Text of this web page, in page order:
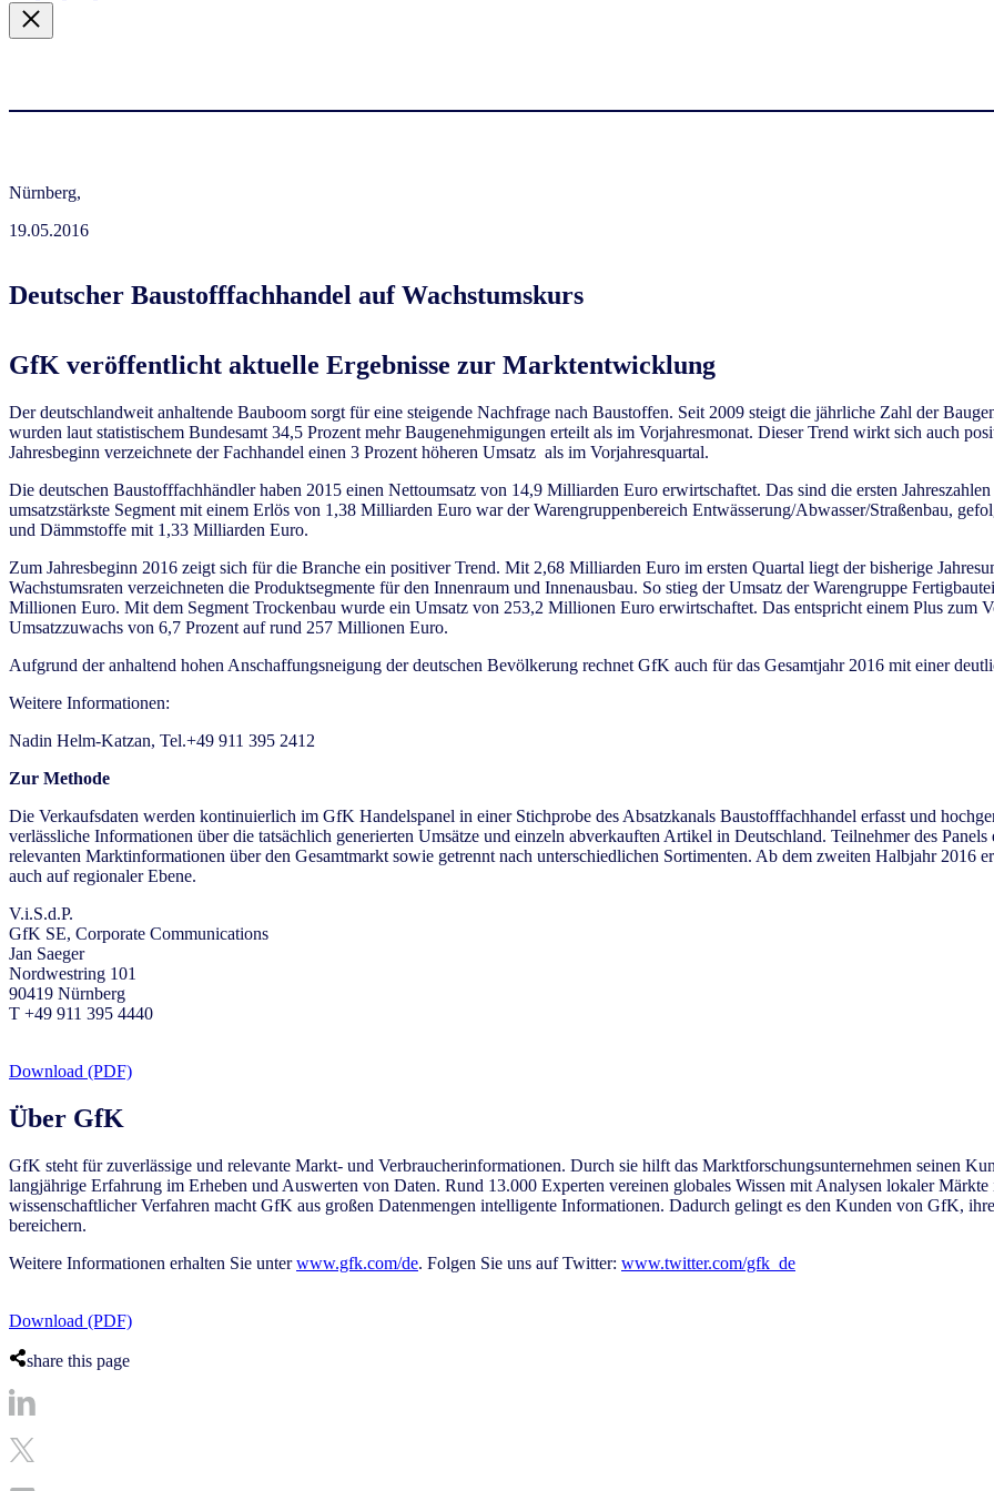
Nürnberg,
19.05.2016
Deutscher Baustofffachhandel auf Wachstumskurs
GfK veröffentlicht aktuelle Ergebnisse zur Marktentwicklung
Der deutschlandweit anhaltende Bauboom sorgt für eine steigende Nachfrage nach Baustoffen. Seit 2009 steigt die jährliche Zahl der
wurden laut statistischem Bundesamt 34,5 Prozent mehr Baugenehmigungen erteilt als im Vorjahresmonat. Dieser Trend wirkt sich auch
Jahresbeginn verzeichnete der Fachhandel einen 3 Prozent höheren Umsatz als im Vorjahresquartal.
Die deutschen Baustofffachhändler haben 2015 einen Nettoumsatz von 14,9 Milliarden Euro erwirtschaftet. Das sind die ersten
umsatzstärkste Segment mit einem Erlös von 1,38 Milliarden Euro war der Warengruppenbereich Entwässerung/Abwasser/Straßenbau,
und Dämmstoffe mit 1,33 Milliarden Euro.
Zum Jahresbeginn 2016 zeigt sich für die Branche ein positiver Trend. Mit 2,68 Milliarden Euro im ersten Quartal liegt der bisherige
Wachstumsraten verzeichneten die Produktsegmente für den Innenraum und Innenausbau. So stieg der Umsatz der Warengruppe
Millionen Euro. Mit dem Segment Trockenbau wurde ein Umsatz von 253,2 Millionen Euro erwirtschaftet. Das entspricht einem Plus zum
Umsatzzuwachs von 6,7 Prozent auf rund 257 Millionen Euro.
Aufgrund der anhaltend hohen Anschaffungsneigung der deutschen Bevölkerung rechnet GfK auch für das Gesamtjahr 2016 mit einer
Weitere Informationen:
Nadin Helm-Katzan, Tel.+49 911 395 2412
Zur Methode
Die Verkaufsdaten werden kontinuierlich im GfK Handelspanel in einer Stichprobe des Absatzkanals Baustofffachhandel erfasst und
verlässliche Informationen über die tatsächlich generierten Umsätze und einzeln abverkauften Artikel in Deutschland. Teilnehmer des
relevanten Marktinformationen über den Gesamtmarkt sowie getrennt nach unterschiedlichen Sortimenten. Ab dem zweiten Halbjahr
auch auf regionaler Ebene.
V.i.S.d.P.
GfK SE, Corporate Communications
Jan Saeger
Nordwestring 101
90419 Nürnberg
T +49 911 395 4440
Download (PDF)
Über GfK
GfK steht für zuverlässige und relevante Markt- und Verbraucherinformationen. Durch sie hilft das Marktforschungsunternehmen seinen
langjährige Erfahrung im Erheben und Auswerten von Daten. Rund 13.000 Experten vereinen globales Wissen mit Analysen lokaler
wissenschaftlicher Verfahren macht GfK aus großen Datenmengen intelligente Informationen. Dadurch gelingt es den Kunden von GfK,
bereichern.
Weitere Informationen erhalten Sie unterwww.gfk.com/de. Folgen Sie uns auf Twitter: www.twitter.com/gfk_de
Download (PDF)
share this page